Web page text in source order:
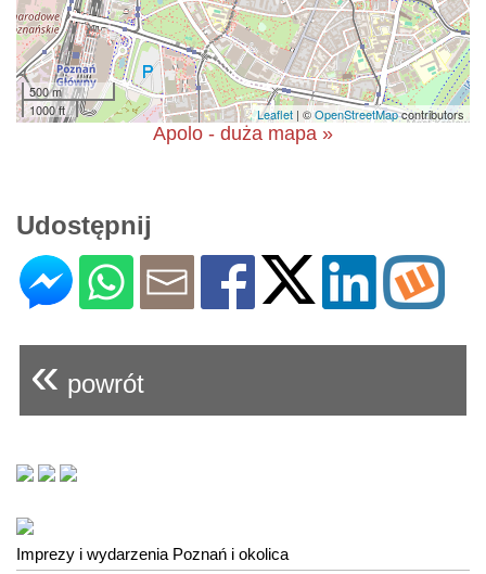
500 m
1000 ft
Leaflet | ©OpenStreetMapcontributors
Apolo - duża mapa »
Udostępnij
« powrót
Imprezy i wydarzenia Poznań i okolica